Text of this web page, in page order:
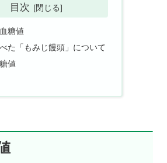
目次
糖値
た「もみじ饅頭」について
値